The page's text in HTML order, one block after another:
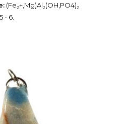
(Fe₂+,Mg)Al₂(OH,PO4)₂
- 6.